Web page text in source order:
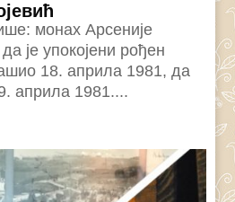
монах Арсеније
је упокојени рођен
18. априла 1981, да
априла 1981....